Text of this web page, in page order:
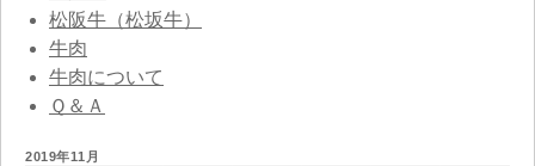
松阪牛（松坂牛）
牛肉
牛肉について
Ｑ＆Ａ
2019年11月